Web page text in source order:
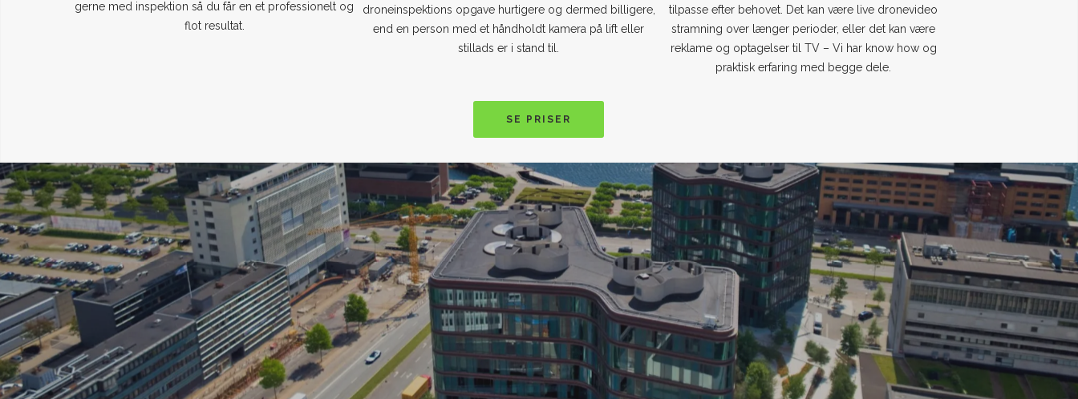
gerne med inspektion så du får en et professionelt og
flot resultat.
droneinspektions opgave hurtigere og dermed billigere,
end en person med et håndholdt kamera på lift eller
stillads er i stand til.
tilpasse efter behovet. Det kan være live dronevideo
stramning over længer perioder, eller det kan være
reklame og optagelser til TV – Vi har know how og
praktisk erfaring med begge dele.
SE PRISER